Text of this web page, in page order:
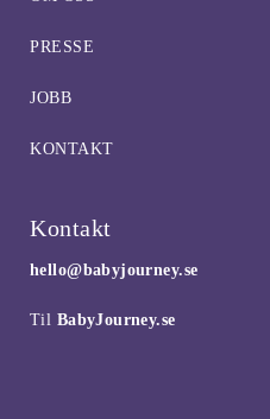
PRESSE
JOBB
KONTAKT
Kontakt
hello@babyjourney.se
Til BabyJourney.se